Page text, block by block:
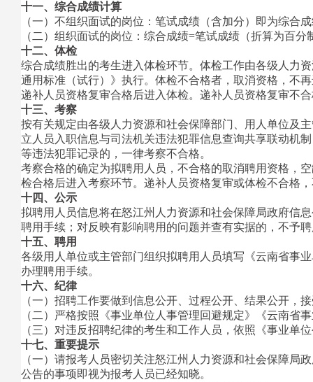
十一、综合成绩计算
（一）不组织面试的岗位：笔试成绩（含加分）即为综合
（二）组织面试的岗位：综合成绩=笔试成绩（折算为百
十二、体检
综合成绩胜出的考生进入体检环节。体检工作由各级人力
通用标准（试行）》执行。体检不合格者，取消资格，不
递补人员资格复审合格后进入体检。递补人员资格复审不
十三、考察
按有关规定由各级人力资源和社会保障部门、用人单位及
立人员入职信息与司法机关违法犯罪信息查询共享联动机
等违法犯罪记录的，一律考察不合格。
考察合格的确定为拟聘用人员，不合格的取消聘用资格，
检合格后进入考察环节。递补人员资格复审或体检不合格
十四、公示
拟聘用人员信息将在怒江州人力资源和社会保障局政府信
聘用手续；对反映有影响聘用的问题并查有实据的，不予
十五、聘用
各级用人单位或主管部门组织拟聘用人员填写《云南省事
办理聘用手续。
十六、纪律
（一）招聘工作要做到信息公开、过程公开、结果公开，
（二）严格按照《事业单位人事管理回避规定》《云南省
（三）对违反招聘纪律的考生和工作人员，依照《事业单
十七、重要提示
（一）请报考人员密切关注怒江州人力资源和社会保障局
公告的事项即视为报考人员已经知晓。